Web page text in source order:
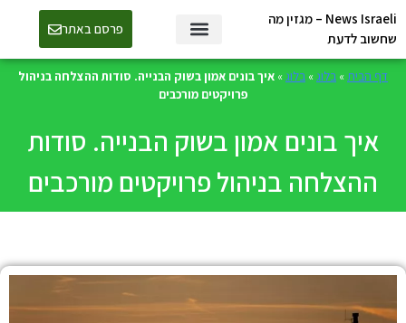
News Israeli – מגזין מה
שחשוב לדעת
פרסם באתר
דף הבית » בלוג » בלוג » איך בונים אמון בשוק הבנייה. סודות ההצלחה בניהול
פרויקטים מורכבים
איך בונים אמון בשוק הבנייה. סודות
ההצלחה בניהול פרויקטים מורכבים